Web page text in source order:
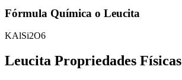
Fórmula Química o Leucita
KAlSi2O6
Leucita Propriedades Físicas